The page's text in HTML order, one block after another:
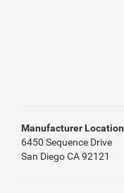
Manufacturer Location
6450 Sequence Drive
San Diego CA 92121